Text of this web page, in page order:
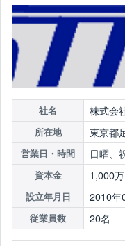
社名 株式会
所在地 東京都
営業日・時間 日曜、
資本金 1,000
設立年月日 2010年
従業員数 20名